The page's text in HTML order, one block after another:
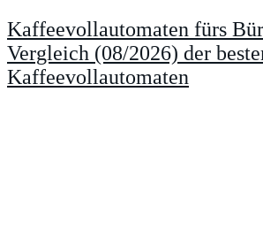
Kaffeevollautomaten fürs
Vergleich (08/2026) der
Kaffeevollautomaten